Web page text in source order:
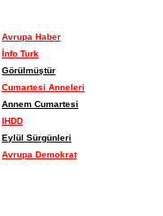
Avrupa Haber
İnfo Turk
Görülmüştür
Cumartesi Anneleri
Annem Cumartesi
IHDD
Eylül Sürgünleri
Avrupa Demokrat